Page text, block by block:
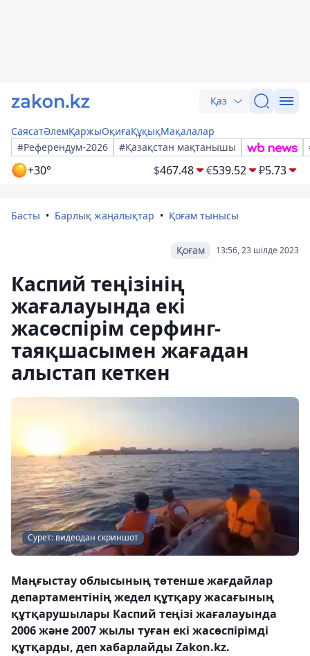
Қаз
СаясатӘлемҚаржыОқиғаҚұқықМақалалар
#Референдум-2026
#Қазақстан мақтанышы
+30° $467.48 €539.52 ₽5.73
Басты Барлық жаңалықтар Қоғам тынысы
13:56, 23 шілде 2023
Қоғам
Каспий теңізінің
жағалауында екі
жасөспірім серфинг-
таяқшасымен жағадан
алыстап кеткен
Сурет: видеодан скриншот
Маңғыстау облысының төтенше жағдайлар
департаментінің жедел құтқару жасағының
құтқарушылары Каспий теңізі жағалауында
2006 және 2007 жылы туған екі жасөспірімді
құтқарды, деп хабарлайды Zakon.kz.